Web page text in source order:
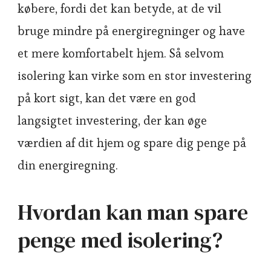
købere, fordi det kan betyde, at de vil
bruge mindre på energiregninger og have
et mere komfortabelt hjem. Så selvom
isolering kan virke som en stor investering
på kort sigt, kan det være en god
langsigtet investering, der kan øge
værdien af dit hjem og spare dig penge på
din energiregning.
Hvordan kan man spare
penge med isolering?